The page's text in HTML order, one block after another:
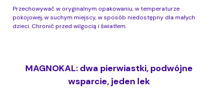
Przechowywać w oryginalnym opakowaniu, w temperaturze
pokojowej, w suchym miejscy, w sposób niedostępny dla małych
dzieci. Chronić przed wilgocią i światłem.
MAGNOKAL: dwa pierwiastki, podwójne
wsparcie, jeden lek